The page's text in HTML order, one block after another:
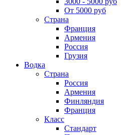
От 5000 руб
Страна
Франция
Армения
Россия
Грузия
Водка
Страна
Россия
Армения
Финляндия
Франция
Класс
Стандарт